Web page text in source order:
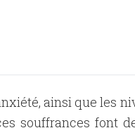
ainsi que les
souffrances font